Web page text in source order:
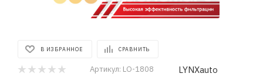
В ИЗБРАННОЕ СРАВНИТЬ
Артикул: LO-1808 LYNXauto